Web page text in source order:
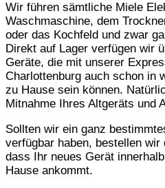
Wir führen sämtliche Miele
Waschmaschine, dem
oder das Kochfeld und zwar
Direkt auf Lager verfügen wir
Geräte, die mit unserer
Charlottenburg auch schon in
zu Hause sein können.
Mitnahme Ihres Altgeräts und
Sollten wir ein ganz
verfügbar haben, bestellen wir
dass Ihr neues Gerät
Hause ankommt.